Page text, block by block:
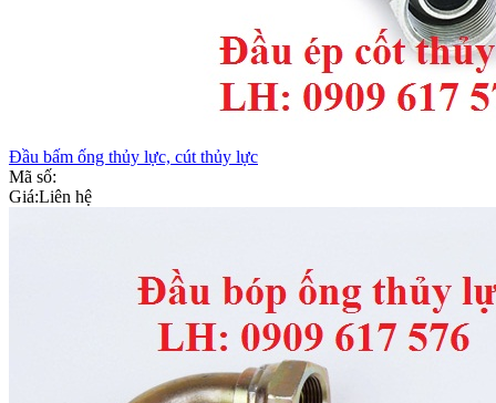
Đầu bấm ống thủy lực, cút thủy lực
Mã số:
Giá:Liên hệ